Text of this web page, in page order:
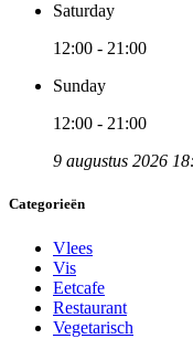
Saturday
12:00 - 21:00
Sunday
12:00 - 21:00
9 augustus 2026
Categorieën
Vlees
Vis
Eetcafe
Restaurant
Vegetarisch